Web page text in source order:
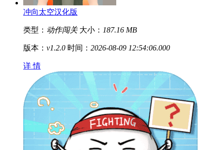
冲向太空汉化版
类型： 动作闯关 大小： 187.16 MB
版本： v1.2.0 时间： 2026-08-09 12:54:06.000
详 情